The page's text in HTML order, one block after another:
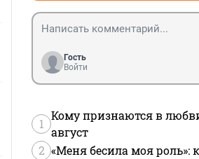
Гость
Войти
1
Кому признаются в
август
2 «Меня бесила моя роль»: